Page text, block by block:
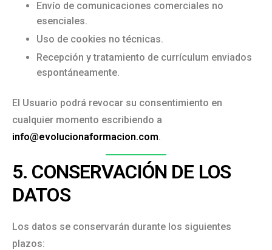
Envío de comunicaciones comerciales no
esenciales.
Uso de cookies no técnicas.
Recepción y tratamiento de currículum enviados
espontáneamente.
El Usuario podrá revocar su consentimiento en
cualquier momento escribiendo a
info@evolucionaformacion.com.
5. CONSERVACIÓN DE LOS
DATOS
Los datos se conservarán durante los siguientes
plazos: